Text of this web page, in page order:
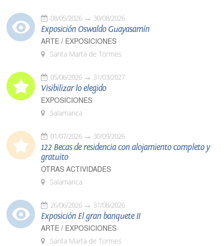
08/05/2026 30/08/2026
Exposición Oswaldo Guayasamín
ARTE / EXPOSICIONES
Santa Marta de Tormes
05/06/2026 31/03/2027
Visibilizar lo elegido
EXPOSICIONES
Salamanca
01/07/2026 30/09/2026
122 Becas de residencia con alojamiento completo y
gratuito
OTRAS ACTIVIDADES
Salamanca
26/06/2026 31/08/2026
Exposición El gran banquete II
ARTE / EXPOSICIONES
Santa Marta de Tormes